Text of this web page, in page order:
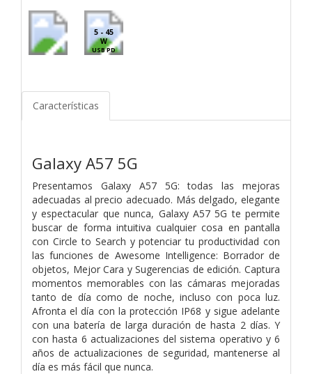
5 - 45
W
USB PD
Características
Galaxy A57 5G
Presentamos Galaxy A57 5G: todas las mejoras
adecuadas al precio adecuado. Más delgado, elegante
y espectacular que nunca, Galaxy A57 5G te permite
buscar de forma intuitiva cualquier cosa en pantalla
con Circle to Search y potenciar tu productividad con
las funciones de Awesome Intelligence: Borrador de
objetos, Mejor Cara y Sugerencias de edición. Captura
momentos memorables con las cámaras mejoradas
tanto de día como de noche, incluso con poca luz.
Afronta el día con la protección IP68 y sigue adelante
con una batería de larga duración de hasta 2 días. Y
con hasta 6 actualizaciones del sistema operativo y 6
años de actualizaciones de seguridad, mantenerse al
día es más fácil que nunca.